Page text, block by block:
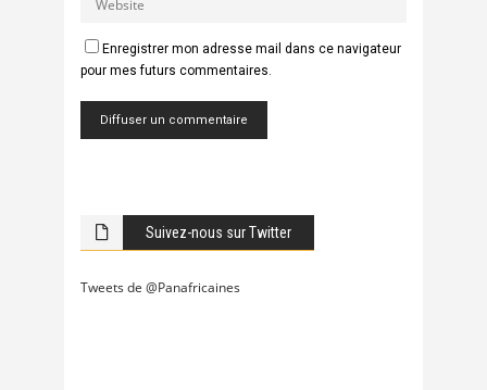
Enregistrer mon adresse mail dans ce navigateur
pour mes futurs commentaires.
Suivez-nous sur Twitter
Tweets de @Panafricaines